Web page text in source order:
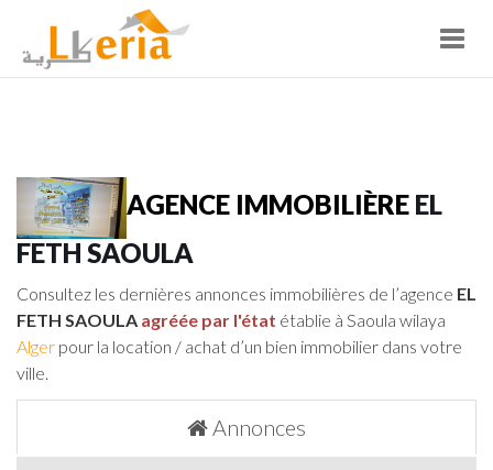
AGENCE IMMOBILIÈRE EL
FETH SAOULA
Consultez les dernières annonces immobilières de l’agence EL
FETH SAOULA agréée par l'état établie à Saoula wilaya
Alger pour la location / achat d’un bien immobilier dans votre
ville.
Annonces